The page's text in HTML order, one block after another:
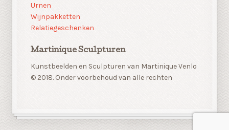
Urnen
Wijnpakketten
Relatiegeschenken
Martinique Sculpturen
Kunstbeelden en Sculpturen van Martinique Venlo
© 2018. Onder voorbehoud van alle rechten